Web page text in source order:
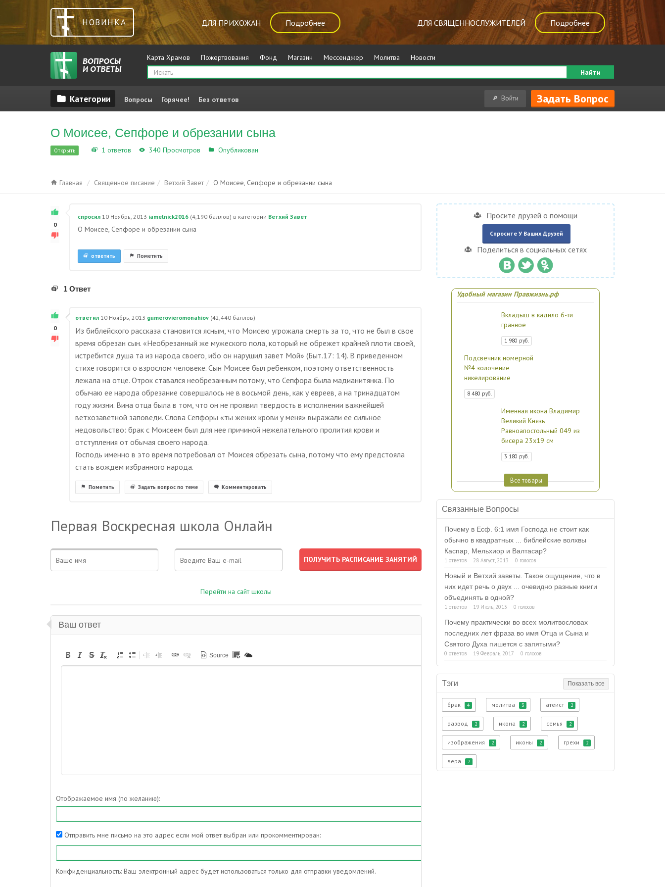
НОВИНКА ДЛЯ ПРИХОЖАН Подробнее ДЛЯ СВЯЩЕННОСЛУЖИТЕЛЕЙ Подробнее
Карта Храмов Пожертвования Фонд Магазин Мессенджер Молитва
Новости
Найти
Вопросы Горячее! Без ответов Войти Задать Вопрос
О Моисее, Сепфоре и обрезании сына
Открыть 1 ответов 340 Просмотров Опубликован
Главная Священное писание Ветхий Завет О Моисее, Сепфоре и обрезании сына
0
спросил 10 Ноябрь, 2013 iamelnick2016 (4,190 баллов) в категории Ветхий Завет
О Моисее, Сепфоре и обрезании сына
Пометить
ответить
1 Ответ
0
ответил 10 Ноябрь, 2013 gumerovieromonahiov (42,440 баллов)
Из библейского рассказа становится ясным, что Моисею угрожала смерть за то, что не был в свое
время обрезан сын. «Необрезанный же мужеского пола, который не обрежет крайней плоти своей,
истребится душа та из народа своего, ибо он нарушил завет Мой» (Быт.17: 14). В приведенном
стихе говорится о взрослом человеке. Сын Моисее был ребенком, поэтому ответственность
лежала на отце. Отрок ставался необрезанным потому, что Сепфора была мадианитянка. По
обычаю ее народа обрезание совершалось не в восьмой день, как у евреев, а на тринадцатом
году жизни. Вина отца была в том, что он не проявил твердость в исполнении важнейшей
ветхозаветной заповеди. Слова Сепфоры «ты жених крови у меня» выражали ее сильное
недовольство: брак с Моисеем был для нее причиной нежелательного пролития крови и
отступления от обычая своего народа.
Господь именно в это время потребовал от Моисея обрезать сына, потому что ему предстояла
стать вождем избранного народа.
Пометить Задать вопрос по теме Комментировать
Первая Воскресная школа Онлайн
Перейти на сайт школы
Ваш ответ
Source
Отображаемое имя (по желанию):
Отправить мне письмо на это адрес если мой ответ выбран или прокомментирован:
Конфиденциальность: Ваш электронный адрес будет использоваться только для отправки уведомлений.
Просите друзей о помощи
Спросите У Ваших Друзей
Поделиться в социальных сетях
Удобный магазин Правжизнь.рф
Вкладыш в кадило 6-ти
гранное
1 980 руб.
Подсвечник номерной
№4 золочение
никелирование
8 480 руб.
Именная икона Владимир
Великий Князь
Равноапостольный 049 из
бисера 23х19 см
3 180 руб.
Все товары
Связанные Вопросы
Почему в Есф. 6:1 имя Господа не стоит как
обычно в квадратных ... библейские волхвы
Каспар, Мельхиор и Валтасар?
1 ответов 28 Август, 2013 0 голосов
Новый и Ветхий заветы. Такое ощущение, что в
них идет речь о двух ... очевидно разные книги
объединять в одной?
1 ответов 19 Июль, 2013 0 голосов
Почему практически во всех молитвословах
последних лет фраза во имя Отца и Сына и
Святого Духа пишется с запятыми?
0 ответов 19 Февраль, 2017 0 голосов
Тэги Показать все
брак 4 молитва 3 атеист 2
развод 2 икона 2 семья 2
изображения 2 иконы 2 грехи 2
вера 2